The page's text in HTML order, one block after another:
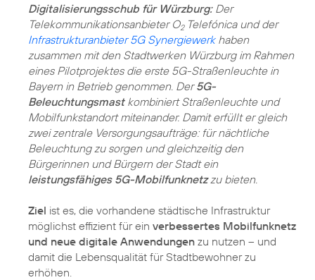
Digitalisierungsschub für Würzburg:Der
Telekommunikationsanbieter O2Telefónica und der
Infrastrukturanbieter 5G Synergiewerkhaben
zusammen mit den Stadtwerken Würzburg im Rahmen
eines Pilotprojektes die erste 5G-Straßenleuchte in
Bayern in Betrieb genommen. Der5G-
Beleuchtungsmastkombiniert Straßenleuchte und
Mobilfunkstandort miteinander. Damit erfüllt er gleich
zwei zentrale Versorgungsaufträge: für nächtliche
Beleuchtung zu sorgen und gleichzeitig den
Bürgerinnen und Bürgern der Stadt ein
leistungsfähiges 5G-Mobilfunknetzzu bieten.
Ziel ist es, die vorhandene städtische Infrastruktur
möglichst effizient für ein verbessertes Mobilfunknetz
und neue digitale Anwendungen zu nutzen – und
damit die Lebensqualität für Stadtbewohner zu
erhöhen.